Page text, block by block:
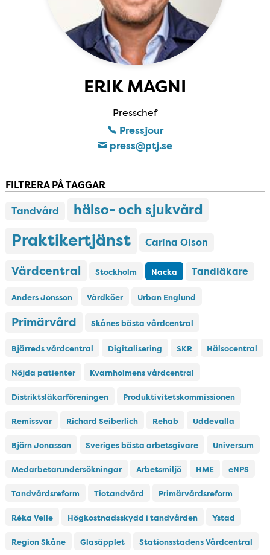
ERIK MAGNI
Presschef
Pressjour
press​@ptj​.se
FILTRERA PÅ TAGGAR
Tandvård hälso- och sjukvård
Praktikertjänst Carina Olson
Vårdcentral Stockholm Nacka Tandläkare
Anders Jonsson Vårdköer Urban Englund
Primärvård Skånes bästa vårdcentral
Bjärreds vårdcentral Digitalisering SKR Hälsocentral
Nöjda patienter Kvarnholmens vårdcentral
Distriktsläkarföreningen Produktivitetskommissionen
Remissvar Richard Seiberlich Rehab Uddevalla
Björn Jonasson Sveriges bästa arbetsgivare Universum
Medarbetarundersökningar Arbetsmiljö HME eNPS
Tandvårdsreform Tiotandvård Primärvårdsreform
Réka Velle Högkostnadsskydd i tandvården Ystad
Region Skåne Glasäpplet Stationsstadens Vårdcentral